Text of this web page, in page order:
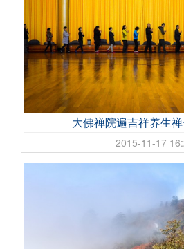
大佛禅院遍吉祥养生
2015-11-17